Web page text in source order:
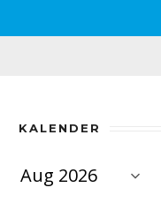
KALENDER